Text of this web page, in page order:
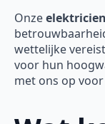
Onze
wettelijke
voor hun
met ons op